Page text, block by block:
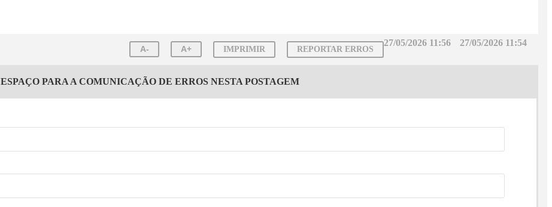
27/05/2026 11:54
27/05/2026 11:56
A- A+ IMPRIMIR REPORTAR ERROS
ESPAÇO PARA A COMUNICAÇÃO DE ERROS NESTA POSTAGEM